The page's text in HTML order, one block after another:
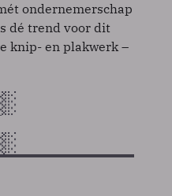
ondernemerschap
dé trend voor dit
knip- en plakwerk –